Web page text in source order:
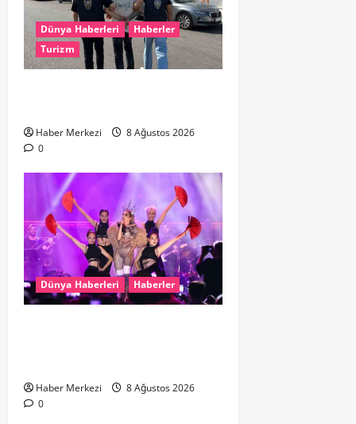
Dünya Haberleri
Haberler
Turizm
Haber Merkezi
8 Ağustos 2026
0
Dünya Haberleri Haberler
Haber Merkezi
8 Ağustos 2026
0